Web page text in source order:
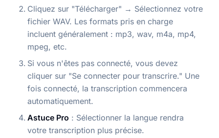
Cliquez sur "Télécharger" → Sélectionnez votre
fichier WAV. Les formats pris en charge
incluent généralement : mp3, wav, m4a, mp4,
mpeg, etc.
Si vous n'êtes pas connecté, vous devez
cliquer sur "Se connecter pour transcrire." Une
fois connecté, la transcription commencera
automatiquement.
Astuce Pro : Sélectionner la langue rendra
votre transcription plus précise.